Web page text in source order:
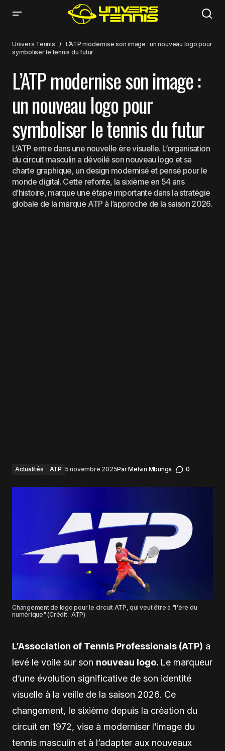
futur
Univers Tennis
L’ATP modernise son image : un nouveau logo pour
symboliser le tennis du futur
L’ATP modernise son image :
un nouveau logo pour
symboliser le tennis du futur
L’ATP entre dans une nouvelle ère visuelle. L’organisation
du circuit masculin a dévoilé son nouveau logo et sa
charte graphique, un design modernisé et pensé pour le
monde digital. Cette refonte, la sixième en 54 ans
d’histoire, marque une étape importante dans la stratégie
globale de la marque ATP à l’approche de la saison 2026.
Actualités ATP 5 novembre 2025ParMelvin Mbunga 0
Changement de logo pour le circuit ATP, qui veut être à "l'ère du
numérique" (Crédit : ATP)
L’Association of Tennis Professionals (ATP) a
levé le voile sur son nouveau logo. Le marqueur
d’une évolution significative de son identité
visuelle à la veille de la saison 2026. Ce
changement, le sixième depuis la création du
circuit en 1972, vise à moderniser l’image du
tennis masculin et à l’adapter aux nouveaux